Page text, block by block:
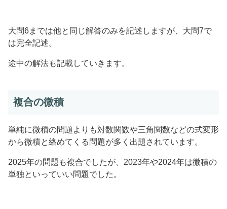
大問6までは他と同じ解答のみを記述しますが、大問7で
は完全記述。
途中の解法も記載していきます。
複合の微積
単純に微積の問題よりも対数関数や三角関数などの式変形
から微積と絡めてくる問題が多く出題されています。
2025年の問題も複合でしたが、2023年や2024年は微積の
単独といっていい問題でした。